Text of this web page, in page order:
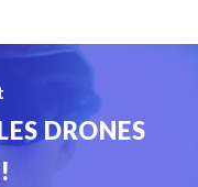
DRONES